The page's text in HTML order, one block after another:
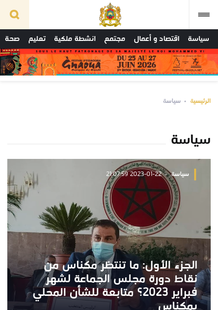
سياسة اقتصاد و أعمال مجتمع انشطة ملكية تعليم صحة
الرئيسية سياسة
سياسة
سياسة 2023-01-22 21:07:59
الجزء الأول: ما تنتظر مكناس من
نقاط دورة مجلس الجماعة لشهر
فبراير 2023؟ متابعة للشأن المحلي